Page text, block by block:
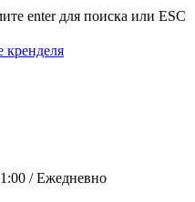
enter для поиска или ESC
/ Eжедневно